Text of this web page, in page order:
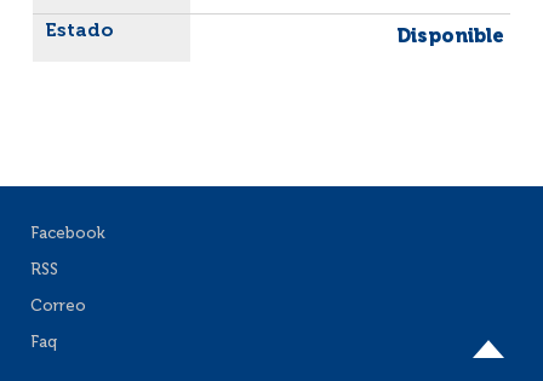
Disponible
Facebook
RSS
Correo
Faq